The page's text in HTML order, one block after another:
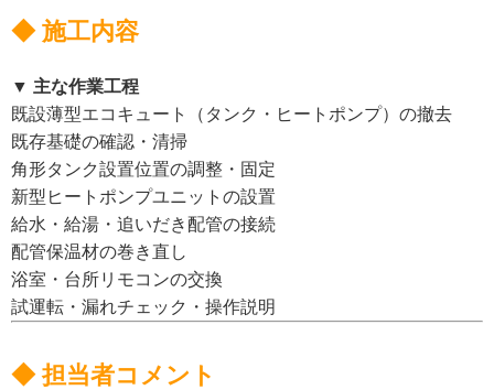
◆ 施工内容
▼ 主な作業工程
既設薄型エコキュート（タンク・ヒートポンプ）の撤去
既存基礎の確認・清掃
角形タンク設置位置の調整・固定
新型ヒートポンプユニットの設置
給水・給湯・追いだき配管の接続
配管保温材の巻き直し
浴室・台所リモコンの交換
試運転・漏れチェック・操作説明
◆ 担当者コメント